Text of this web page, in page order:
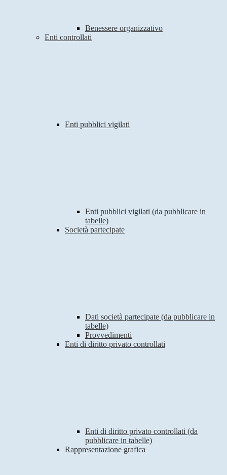
Benessere organizzativo
Enti controllati
Enti pubblici vigilati
Enti pubblici vigilati (da pubblicare in
tabelle)
Società partecipate
Dati società partecipate (da pubblicare in
tabelle)
Provvedimenti
Enti di diritto privato controllati
Enti di diritto privato controllati (da
pubblicare in tabelle)
Rappresentazione grafica